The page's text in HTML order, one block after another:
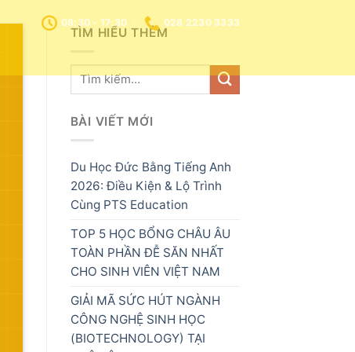
08:30 - 17:30 028 2230 3333
TÌM HIỂU THÊM
BÀI VIẾT MỚI
Du Học Đức Bằng Tiếng Anh
2026: Điều Kiện & Lộ Trình
Cùng PTS Education
TOP 5 HỌC BỔNG CHÂU ÂU
TOÀN PHẦN ĐỄ SĂN NHẤT
CHO SINH VIÊN VIỆT NAM
GIẢI MÃ SỨC HÚT NGÀNH
CÔNG NGHỆ SINH HỌC
(BIOTECHNOLOGY) TẠI